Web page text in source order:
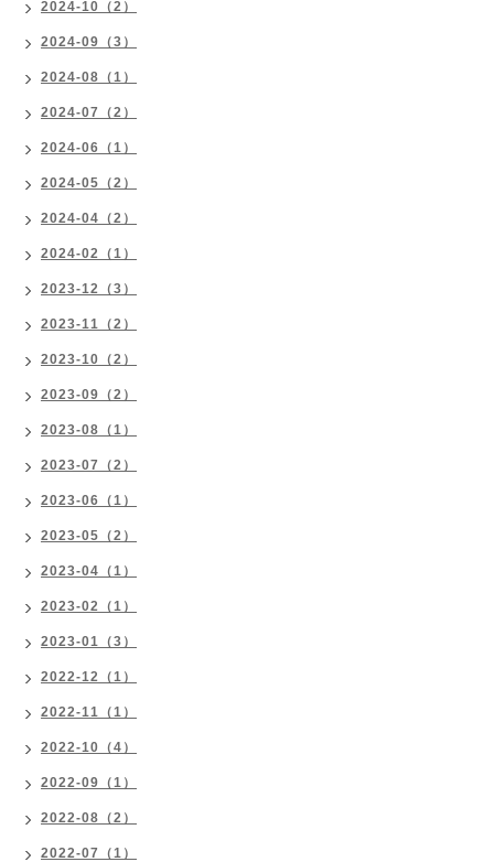
2024-10（2）
2024-09（3）
2024-08（1）
2024-07（2）
2024-06（1）
2024-05（2）
2024-04（2）
2024-02（1）
2023-12（3）
2023-11（2）
2023-10（2）
2023-09（2）
2023-08（1）
2023-07（2）
2023-06（1）
2023-05（2）
2023-04（1）
2023-02（1）
2023-01（3）
2022-12（1）
2022-11（1）
2022-10（4）
2022-09（1）
2022-08（2）
2022-07（1）